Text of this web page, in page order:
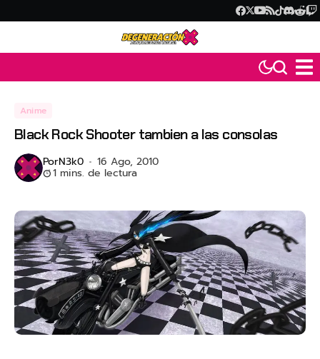
Anime
Black Rock Shooter tambien a las consolas
PorN3k0 16 Ago, 2010
1 mins. de lectura